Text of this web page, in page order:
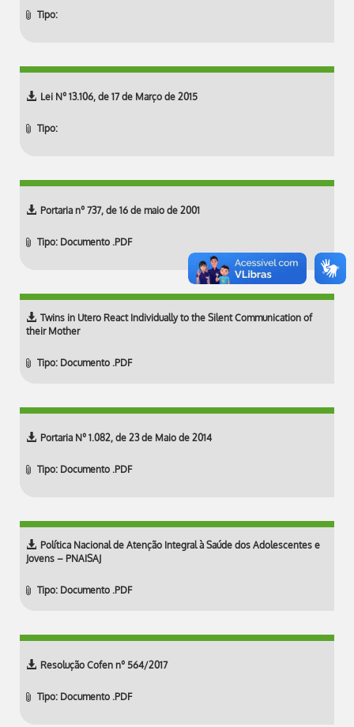
Tipo:
Lei Nº 13.106, de 17 de Março de 2015
Tipo:
Portaria nº 737, de 16 de maio de 2001
Tipo: Documento .PDF
Twins in Utero React Individually to the Silent Communication of
their Mother
Tipo: Documento .PDF
Portaria Nº 1.082, de 23 de Maio de 2014
Tipo: Documento .PDF
Política Nacional de Atenção Integral à Saúde dos Adolescentes e
Jovens – PNAISAJ
Tipo: Documento .PDF
Resolução Cofen nº 564/2017
Tipo: Documento .PDF